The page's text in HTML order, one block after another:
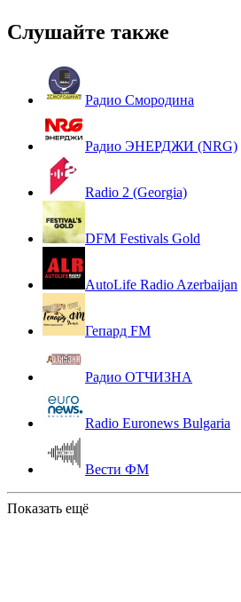
Слушайте также
Радио Смородина
Радио ЭНЕРДЖИ (NRG)
Radio 2 (Georgia)
DFM Festivals Gold
AutoLife Radio Azerbaijan
Гепард FM
Радио ОТЧИЗНА
Radio Euronews Bulgaria
Вести ФМ
Показать ещё